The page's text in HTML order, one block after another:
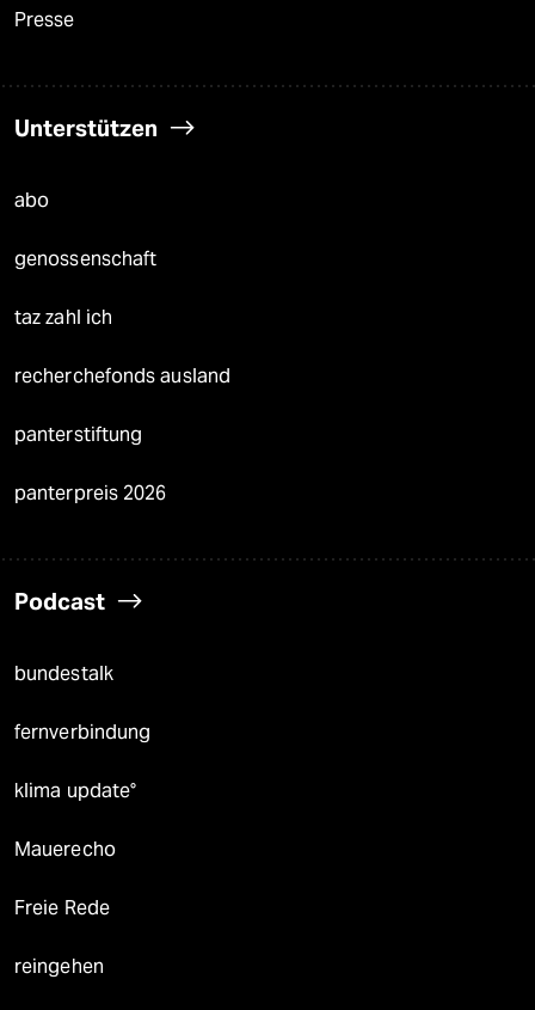
Presse
Unterstützen
abo
genossenschaft
taz zahl ich
recherchefonds ausland
panterstiftung
panterpreis 2026
Podcast
bundestalk
fernverbindung
klima update°
Mauerecho
Freie Rede
reingehen